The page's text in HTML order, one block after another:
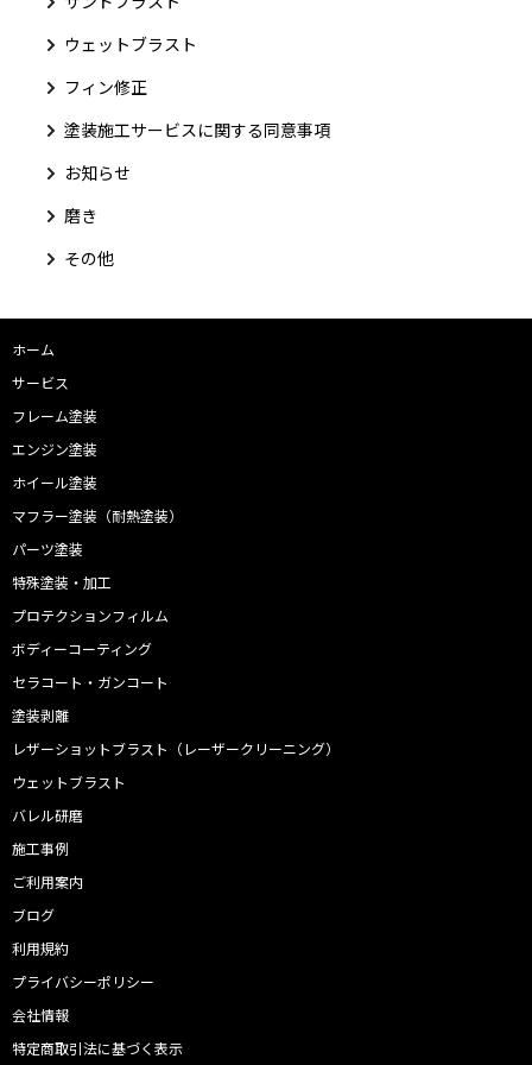
ウェットブラスト
フィン修正
塗装施工サービスに関する同意事項
お知らせ
磨き
その他
ホーム
サービス
フレーム塗装
エンジン塗装
ホイール塗装
マフラー塗装（耐熱塗装）
パーツ塗装
特殊塗装・加工
プロテクションフィルム
ボディーコーティング
セラコート・ガンコート
塗装剥離
レザーショットブラスト（レーザークリーニング）
ウェットブラスト
バレル研磨
施工事例
ご利用案内
ブログ
利用規約
プライバシーポリシー
会社情報
特定商取引法に基づく表示